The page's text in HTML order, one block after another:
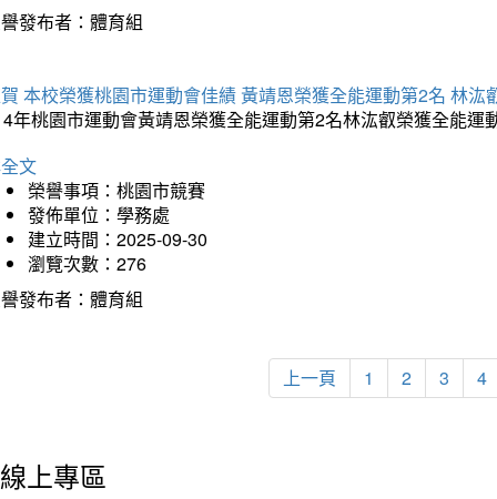
發布者：體育組
本校榮獲桃園市運動會佳績 黃靖恩榮獲全能運動第2名 林汯
年桃園市運動會黃靖恩榮獲全能運動第2名林汯叡榮獲全能運
文
榮譽事項：桃園市競賽
發佈單位：學務處
建立時間：2025-09-30
瀏覽次數：276
發布者：體育組
上一頁 1 2 3 4
線上專區